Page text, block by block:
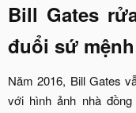
Bill Gates
đuổi sứ
Năm 2016, Bill Gates
với hình ảnh nhà